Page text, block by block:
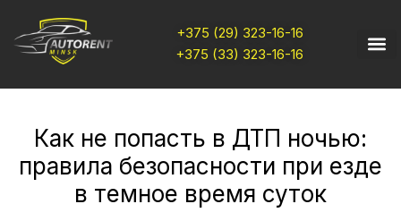
+375 (29) 323-16-16
+375 (33) 323-16-16
Как не попасть в ДТП ночью:
правила безопасности при езде
в темное время суток